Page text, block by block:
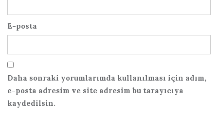
E-posta
Daha sonraki yorumlarımda kullanılması için adım,
e-posta adresim ve site adresim bu tarayıcıya
kaydedilsin.